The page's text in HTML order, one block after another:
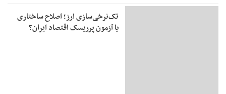
تک‌نرخی‌سازی ارز؛ اصلاح ساختاری
یا آزمون پرریسک اقتصاد ایران؟